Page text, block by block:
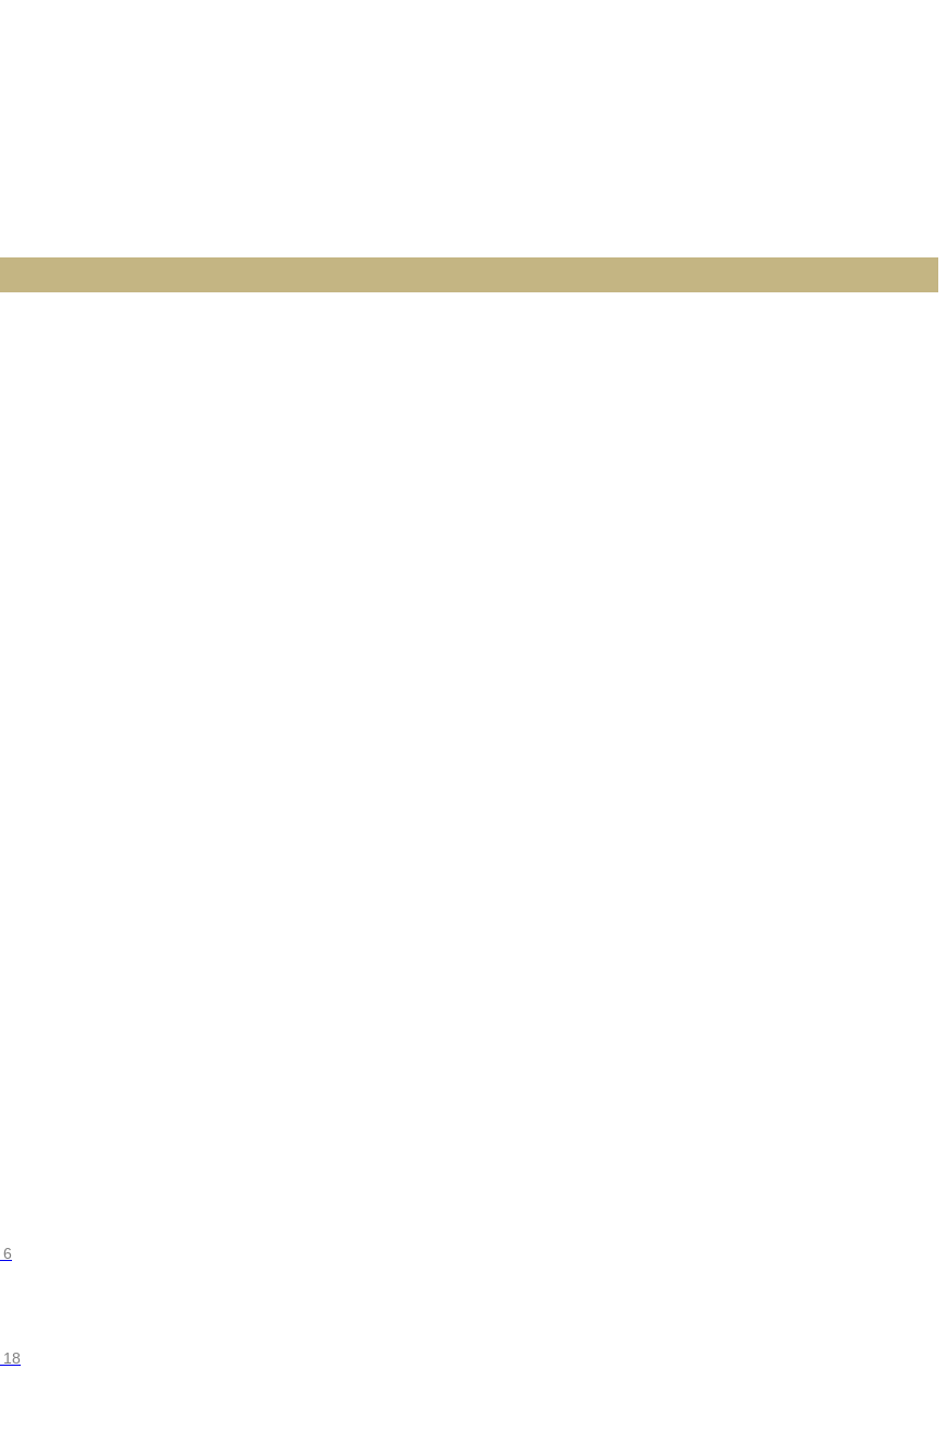
6
18